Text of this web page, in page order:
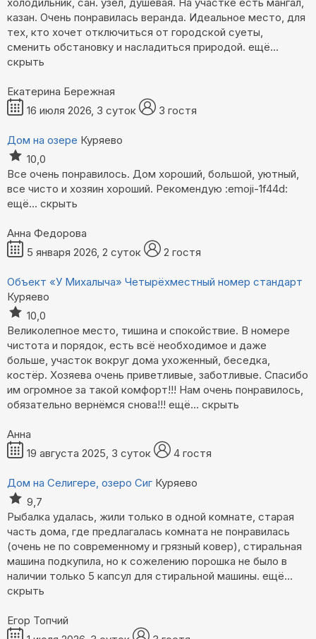
холодильник, сан. узел, душевая. На участке есть мангал,
казан. Очень понравилась веранда. Идеальное место, для
тех, кто хочет отключиться от городской суеты,
сменить обстановку и насладиться природой. ещё...
скрыть
Екатерина Бережная
16 июля 2026, 3 суток
3 гостя
Дом на озере Куряево
10,0
Все очень понравилось. Дом хороший, большой, уютный,
все чисто и хозяин хороший. Рекомендую :emoji-1f44d:
ещё... скрыть
Анна Федорова
5 января 2026, 2 суток
2 гостя
Объект «У Михалыча» Четырёхместный номер стандарт
Куряево
10,0
Великолепное место, тишина и спокойствие. В номере
чистота и порядок, есть всё необходимое и даже
больше, участок вокруг дома ухоженный, беседка,
костёр. Хозяева очень приветливые, заботливые. Спасибо
им огромное за такой комфорт!!! Нам очень понравилось,
обязательно вернёмся снова!!! ещё... скрыть
Анна
19 августа 2025, 3 суток
4 гостя
Дом на Селигере, озеро Сиг Куряево
9,7
Рыбалка удалась‎, жили только в одной комнате, старая
часть дома, где предлагалась комната не понравилась
(очень не по современному и грязный ковер), стиральная
машина подкупила, но к сожелению порошка не было в
наличии только 5 капсул для стиральной машины. ещё...
скрыть
Егор Топчий